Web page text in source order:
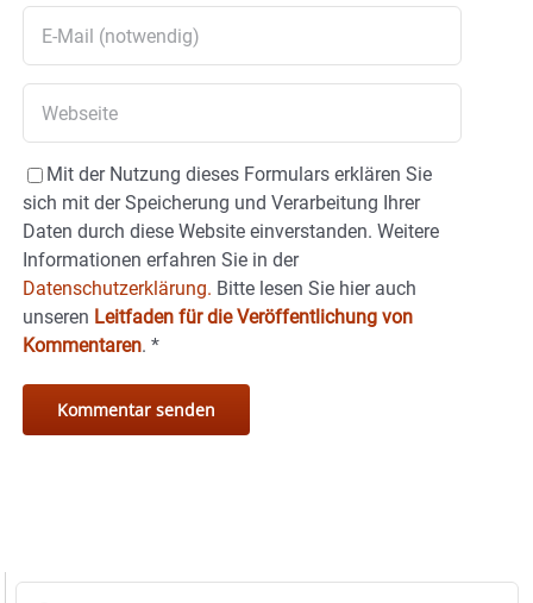
Mit der Nutzung dieses Formulars erklären Sie
sich mit der Speicherung und Verarbeitung Ihrer
Daten durch diese Website einverstanden. Weitere
Informationen erfahren Sie in der
Datenschutzerklärung. Bitte lesen Sie hier auch
unseren Leitfaden für die Veröffentlichung von
Kommentaren. *